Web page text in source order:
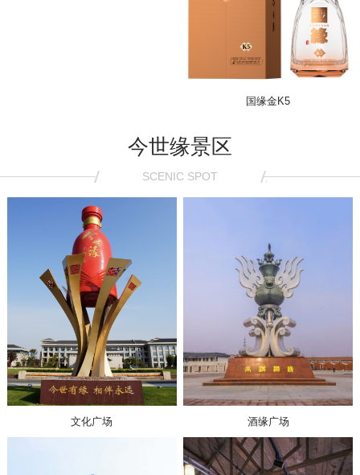
国缘金K5
今世缘景区
SCENIC SPOT
文化广场 酒缘广场